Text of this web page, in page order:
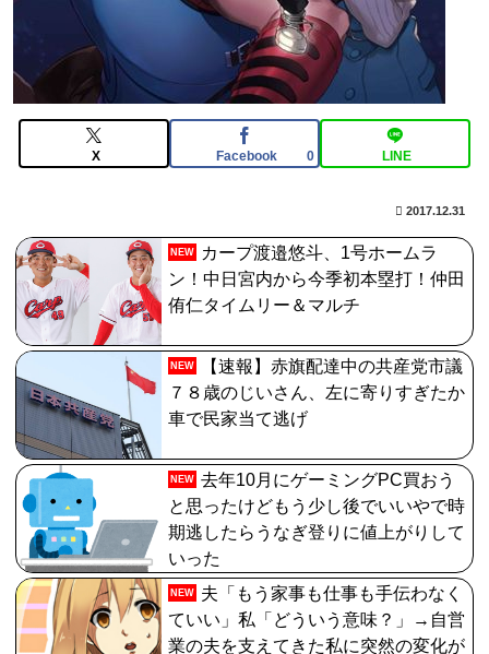
とで見せ場は来るんだろうけどキャラ印象がまだしょぼ
X Facebook 0 LINE
2017.12.31
NEW
カープ渡邉悠斗、1号ホームラ
ン！中日宮内から今季初本塁打！仲田
侑仁タイムリー＆マルチ
NEW
【速報】赤旗配達中の共産党市議
７８歳のじいさん、左に寄りすぎたか
車で民家当て逃げ
NEW 去年10月にゲーミングPC買おう
と思ったけどもう少し後でいいやで時
期逃したらうなぎ登りに値上がりして
いった
NEW
夫「もう家事も仕事も手伝わなく
ていい」私「どういう意味？」→自営
業の夫を支えてきた私に突然の変化が